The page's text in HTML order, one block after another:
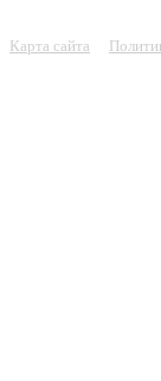
Карта сайта